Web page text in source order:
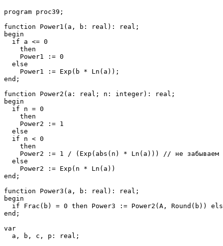
program proc39;
function Power1(a, b: real): real;
begin
  if a <= 0
    then
    Power1 := 0
  else
    Power1 := Exp(b * Ln(a));
end;
function Power2(a: real; n: integer): real;
begin
  if n = 0
    then
    Power2 := 1
  else
  if n < 0
    then
Power2 := 1 / (Exp(abs(n) * Ln(a))) // не забываем
  else
    Power2 := Exp(n * Ln(a))
end;
function Power3(a, b: real): real;
begin
if Frac(b) = 0 then Power3 := Power2(A, Round(b))
end;
var
  a, b, c, p: real;